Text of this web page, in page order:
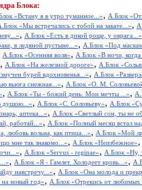
Блока:
«Встану я в утро туманное...», А.Блок
«Мы встречались с тобой на закате...»,
, А.Блок «Есть в дикой роще, у оврага...»
в ледяной пустыне...», А.Блок «Под
А.Блок «Осенняя воля», А.Блок «В ночи, когда
, А.Блок «На железной дороге», А.Блок
бурей вдохновенья...», А.Блок
вьюга снежная...», А.Блок «О. М.
, А.Блок «Ты - божий день. Мои мечты ...»,
душою...», А.Блок «С. Соловьеву», А.Блок
аптека...», А.Блок «Светлый сон, ты не
работай...», А.Блок «Полный месяц встал
любовь вольна, как птица...», А.Блок «Мой
мне так знакомо...», А.Блок «Неизбежное»,
, А.Блок «Servus - reginae», А.Блок «Ну,
, А.Блок «Я - Гамлет. Холодеет кровь...»,
навстречу...», А.Блок «Она молода и
новый год», А.Блок «Отрекись от любимых